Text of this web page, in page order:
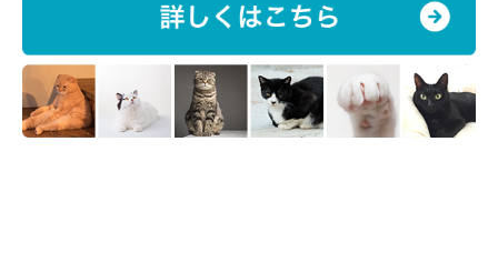
モフな姿もみてみたいですね♪